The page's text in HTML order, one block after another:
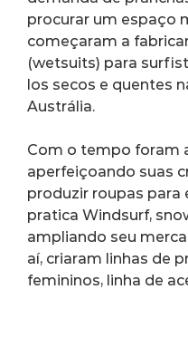
procurar um espaço
começaram a
(wetsuits) para
los secos e quentes
Austrália.
Com o tempo foram
aperfeiçoando suas
produzir roupas para
pratica Windsurf,
ampliando seu
aí, criaram linhas de
femininos, linha de